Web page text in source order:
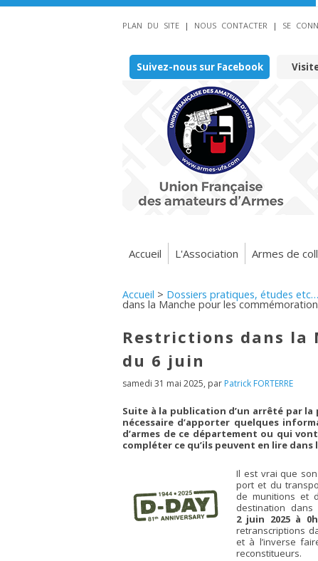
PLAN DU SITE | NOUS CONTACTER | SE
Suivez-nous sur Facebook
Accueil L'Association Armes de
Accueil > Dossiers pratiques, études etc…
dans la Manche pour les
Restrictions dans la
du 6 juin
samedi 31 mai 2025, par Patrick FORTERRE
Suite à la publication d’un arrêté par
nécessaire d’apporter quelques
d’armes de ce département ou qui
compléter ce qu’ils peuvent en lire dans
Il est vrai que
port et du
de munitions et
destination
2 juin 2025 à
retranscriptions
et à l’inverse
reconstitueurs.